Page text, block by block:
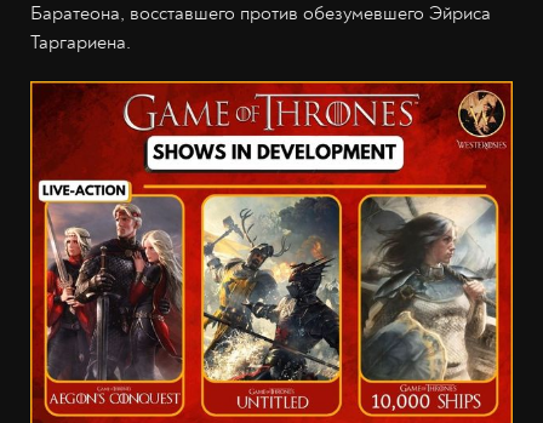
Баратеона, восставшего против обезумевшего Эйриса
Таргариена.